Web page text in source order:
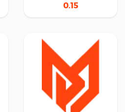
0.15